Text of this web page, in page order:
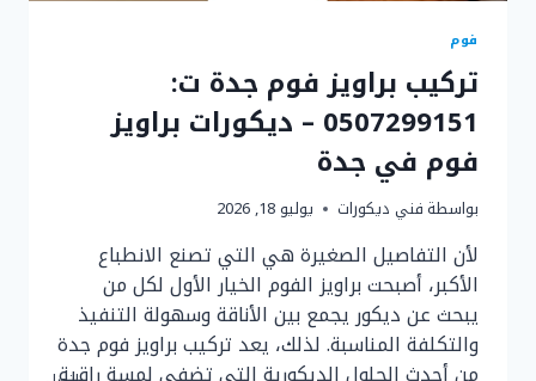
فوم
تركيب براويز فوم جدة ت:
0507299151 – ديكورات براويز
فوم في جدة
بواسطة فني ديكورات يوليو 18, 2026
لأن التفاصيل الصغيرة هي التي تصنع الانطباع
الأكبر، أصبحت براويز الفوم الخيار الأول لكل من
يبحث عن ديكور يجمع بين الأناقة وسهولة التنفيذ
والتكلفة المناسبة. لذلك، يعد تركيب براويز فوم جدة